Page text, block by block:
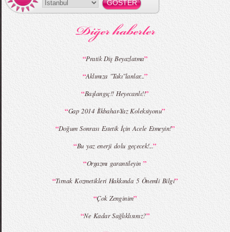
MBFWI - Gülçin Çengel 2015 Yaz
MBFWI - Zeynep Erdoğan 2015 Yaz
MBFWI - Giray Sepin 2015 Yaz Koleksiyonu MBFWI - Burçe Bekrek 2015 Yaz Koleksiyonu
“Pratik Diş Beyazlatma”
“Aklımıza "Takı"lanlar...”
“Başlangıç!! Heyecanlı!!”
“Gap 2014 İlkbahar-Yaz Koleksiyonu”
“Doğum Sonrası Estetik İçin Acele Etmeyin!”
“Bu yaz enerji dolu geçecek!...”
“Orgazmı garantileyin”
“Tırnak Kozmetikleri Hakkında 5 Önemli Bilgi”
“Çok Zenginim”
“Ne Kadar Sağlıklısınız?”